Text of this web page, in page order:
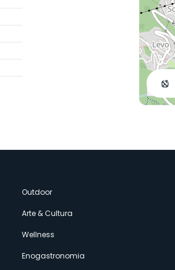
Outdoor
Arte & Cultura
Wellness
Enogastronomia